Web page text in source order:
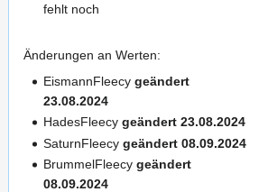
fehlt noch
Änderungen an Werten:
EismannFleecygeändert
23.08.2024
HadesFleecygeändert 23.08.2024
SaturnFleecygeändert 08.09.2024
BrummelFleecygeändert
08.09.2024